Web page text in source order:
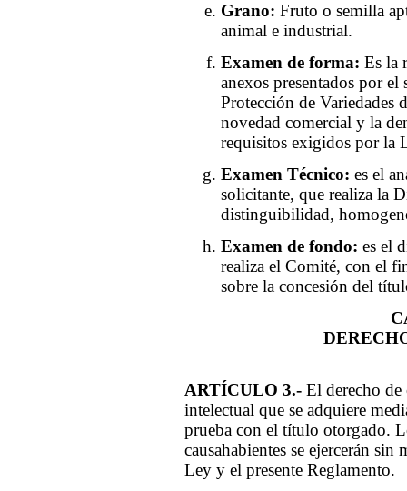
Grano: Fruto o semilla
animal e industrial.
Examen de forma: Es la
anexos presentados por
Protección de Variedades
novedad comercial y la
requisitos exigidos por la
Examen Técnico: es el
solicitante, que realiza la
distinguibilidad,
Examen de fondo: es el
realiza el Comité, con el
sobre la concesión del
ARTÍCULO 3.- El derecho de
intelectual que se adquiere
prueba con el título otorgado.
causahabientes se ejercerán sin
Ley y el presente Reglamento.